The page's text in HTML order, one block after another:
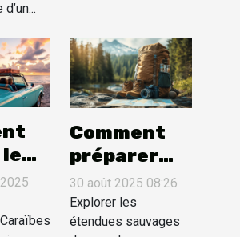
Comment
préparer
son sac
pour une
aventure à
30 août 2025 08:26
Explorer les
étendues sauvages